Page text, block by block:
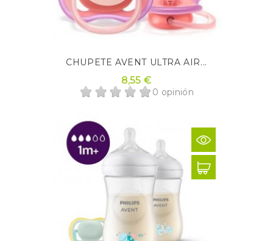
CHUPETE AVENT ULTRA AIR...
8,55 €
0 opinión